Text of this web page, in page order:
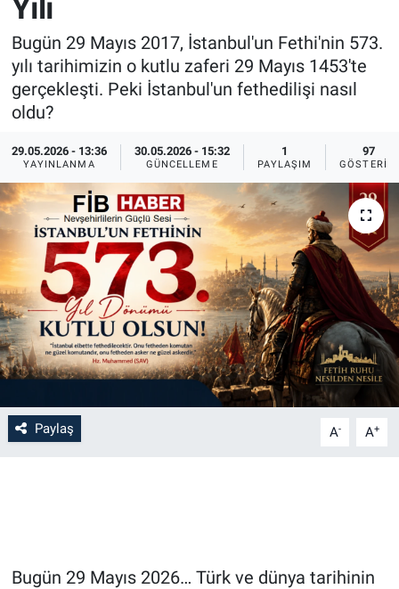
Yılı
Bugün 29 Mayıs 2017, İstanbul'un Fethi'nin 573.
yılı tarihimizin o kutlu zaferi 29 Mayıs 1453'te
gerçekleşti. Peki İstanbul'un fethedilişi nasıl
oldu?
29.05.2026 - 13:36
YAYINLANMA
30.05.2026 - 15:32
GÜNCELLEME
1
PAYLAŞIM
97
GÖSTERIM
Paylaş A- A+
Bugün 29 Mayıs 2026… Türk ve dünya tarihinin
Sağlık
Yerel
Genel
Asayiş
İlan - Duyuru- Mesaj
Türkiye Gündemi
Sizden Gelenler
Yaşam
Sağlık
Eğitim
Kültür
3.Sayfa
Bilim-Tek
Kayseri
İlan - Duyuru- Mesaj
Türkiye Gündemi
Sizden Gelenler